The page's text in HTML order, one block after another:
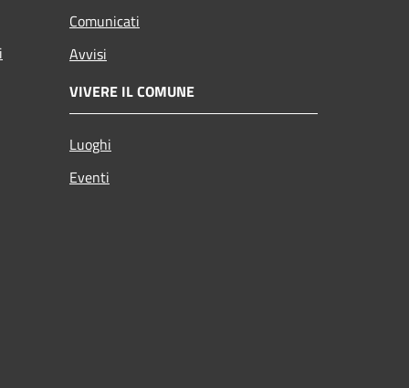
Comunicati
Avvisi
VIVERE IL COMUNE
Luoghi
Eventi